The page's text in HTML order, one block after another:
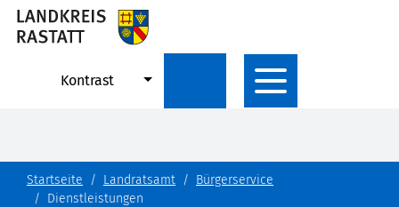
Kontrast
Startseite Landratsamt
Bürgerservice
Dienstleistungen